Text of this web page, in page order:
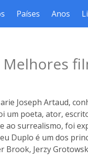
Países Anos
Melhores
Joseph Artaud,
um poeta, ator,
ao surrealismo, foi
Duplo é um dos
Brook, Jerzy